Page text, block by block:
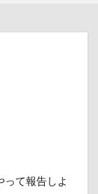
って報告しよ